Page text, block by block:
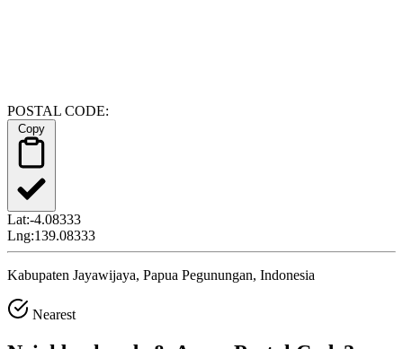
POSTAL CODE:
Lat:-4.08333
Lng:139.08333
Kabupaten Jayawijaya, Papua Pegunungan, Indonesia
Nearest